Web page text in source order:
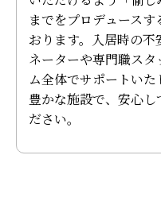
までをプロデュース
おります。入居時の不
ネーターや専門職ス
ム全体でサポートい
豊かな施設で、安心し
ださい。